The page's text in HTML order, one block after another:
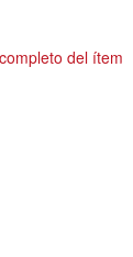
del ítem